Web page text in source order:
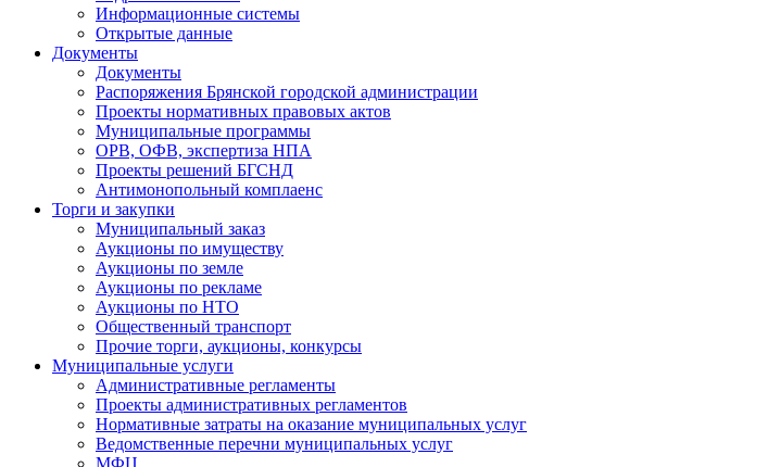
Информационные системы
Открытые данные
Документы
Документы
Распоряжения Брянской городской администрации
Проекты нормативных правовых актов
Муниципальные программы
ОРВ, ОФВ, экспертиза НПА
Проекты решений БГСНД
Антимонопольный комплаенс
Торги и закупки
Муниципальный заказ
Аукционы по имуществу
Аукционы по земле
Аукционы по рекламе
Аукционы по НТО
Общественный транспорт
Прочие торги, аукционы, конкурсы
Муниципальные услуги
Административные регламенты
Проекты административных регламентов
Нормативные затраты на оказание муниципальных услуг
Ведомственные перечни муниципальных услуг
МФЦ